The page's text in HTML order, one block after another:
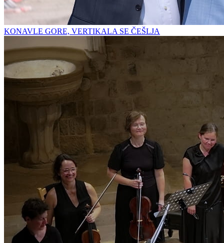
KONAVLE GORE, VERTIKALA SE ČEŠLJA